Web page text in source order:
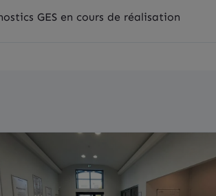
GES en cours de réalisation